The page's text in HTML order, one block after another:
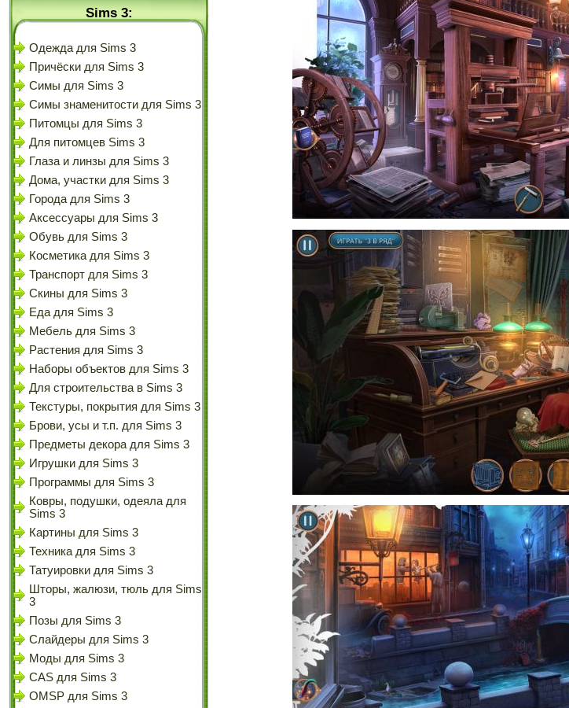
Sims 3:
Одежда для Sims 3
Причёски для Sims 3
Симы для Sims 3
Симы знаменитости для Sims 3
Питомцы для Sims 3
Для питомцев Sims 3
Глаза и линзы для Sims 3
Дома, участки для Sims 3
Города для Sims 3
Аксессуары для Sims 3
Обувь для Sims 3
Косметика для Sims 3
Транспорт для Sims 3
Скины для Sims 3
Еда для Sims 3
Мебель для Sims 3
Растения для Sims 3
Наборы объектов для Sims 3
Для строительства в Sims 3
Текстуры, покрытия для Sims 3
Брови, усы и т.п. для Sims 3
Предметы декора для Sims 3
Игрушки для Sims 3
Программы для Sims 3
Ковры, подушки, одеяла для
Sims 3
Картины для Sims 3
Техника для Sims 3
Татуировки для Sims 3
Шторы, жалюзи, тюль для Sims
3
Позы для Sims 3
Слайдеры для Sims 3
Моды для Sims 3
CAS для Sims 3
OMSP для Sims 3